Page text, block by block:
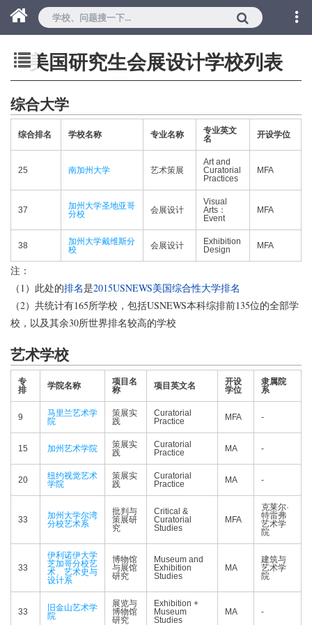
美国研究生会展设计学校列表
综合大学
综合排名 学校名称 专业名称
专业英文
名
开设学位
25 南加州大学 艺术策展
Art and
Curatorial
Practices
MFA
37
加州大学圣地亚哥
分校
会展设计
Visual
Arts：
Event
MFA
38
加州大学戴维斯分
校
会展设计
Exhibition
Design
MFA
注：
（1）此处的排名是2015USNEWS美国综合性大学排名
（2）共统计有165所学校，包括USNEWS本科综排前135位的全部学
校，以及其余30所世界排名较高的学校
艺术学校
专
排
学院名称
项目名
称
项目英文名
开设
学位
隶属院
系
9
马里兰艺术学
院
策展实
践
Curatorial
Practice
MFA -
15 加州艺术学院
策展实
践
Curatorial
Practice
MA -
20
纽约视觉艺术
学院
策展实
践
Curatorial
Practice
MA -
33
加州大学尔湾
分校艺术系
批判与
策展研
究
Critical &
Curatorial
Studies
MFA
克莱尔·
特雷弗
艺术学
院
33
伊利诺伊大学
芝加哥分校艺
术、艺术史与
设计系
博物馆
与展馆
研究
Museum and
Exhibition
Studies
MA
建筑与
艺术学
院
33
旧金山艺术学
院
展览与
博物馆
研究
Exhibition +
Museum
Studies
MA -